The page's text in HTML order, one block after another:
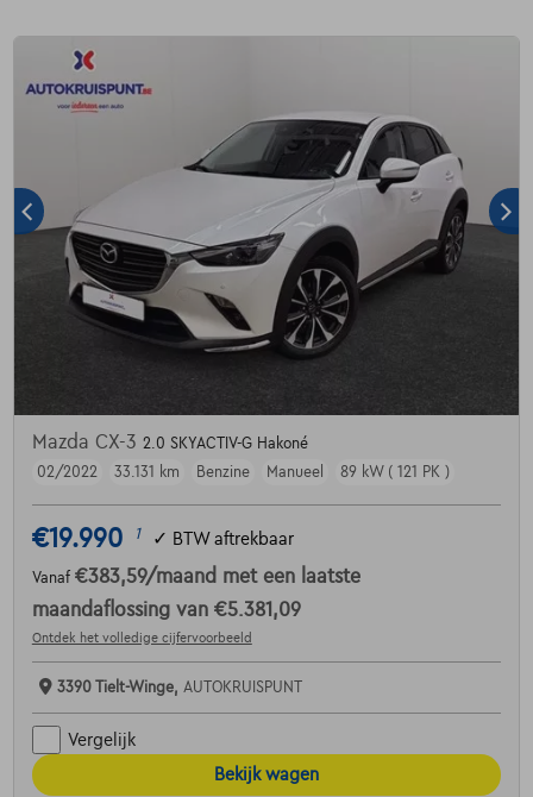
Mazda CX-3 2.0 SKYACTIV-G Hakoné
02/2022
33.131 km Benzine Manueel 89 kW ( 121 PK )
€19.990 1 ✓ BTW aftrekbaar
Vanaf €383,59/maand met een laatste
maandaflossing van €5.381,09
Ontdek het volledige cijfervoorbeeld
3390 Tielt-Winge, AUTOKRUISPUNT
Vergelijk
Bekijk wagen